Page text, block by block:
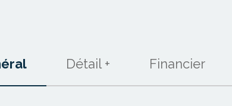
Détail + Financier